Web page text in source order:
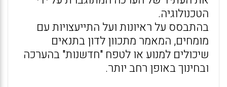
הטכנולוגיה.
בהתבסס על ראיונות ועל התייעצויות עם
מומחים, המאמר מתכוון לדון בתנאים
שיכולים למנוע או לטפח "חדשנות" בהערכה
ובחינוך באופן רחב יותר.